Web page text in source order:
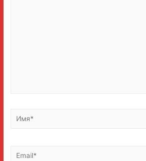
Имя*
Email*